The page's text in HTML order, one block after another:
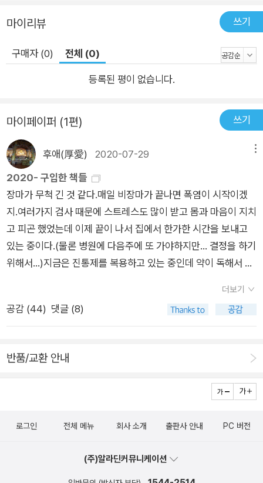
세상을 객관적으로 바라볼 수 있게 된다. 따라서 이 책은 ‘자기’라
주인으로 살고자 하는 이들에게 최고의 선물이 될 것이다. ‘왜 내
삶은 원하는 대로 되지 않을까?’ ‘왜 대부분의 관계는 우리를 힘
없이 자기 나름의 행복을 찾기 위해 이리 뛰고 저리 뛰며 바쁘게
살아간다. 그러나 그렇게 열심히 살지만 정작 "나는 지금 행복하
다"고 말하는 사람은 드문 것이 사실이다. 오히려 저마다 개인적
인 고민과 상처, 관계 맺기에서 오는 갈등과 스트레스, 부조리한
세상에 대한 좌절, 그리고 미래에 대한 불안 때문에 괴로워하는
영혼들의 신음이 줄을 잇는다. "경제적 여유만 있다면 적성을 살
려 제가 하고 싶은 디자인 공부를 다시 시작해보고 싶습니다. 그
런데 결혼도 하고 아이도 생기다보니 직장을 그만두고 꿈을 찾는
것은 점점 더 어려워지는 거 같습니다. 이대로 꿈을 포기하고 하
루하루 살아도 될까요?" "지금까지 불우한 집안과 무능력한 부모
한 원망이 많이 사라졌습니다. 그런 마음을 가져서 죄송하다는 생
각에 참회도 많이 했고요. 그런데 이제는 이런 제 모습이 자꾸 못
하다가도 눈물이 나고, 집에 돌아올 때면 제 자신이 처량하기도
하고 가슴도 답답합니다. 그래서 회사를 그만두고 싶은데, 주위에
서는 요즘처럼 취업이 안 되는 시기에 그런 대기업에 다시 들어가
합니다. 하지만 저는 하루하루가 너무 괴롭고 어떻게 해야 할지
못생겼을까요? 키가 180센티미터가 넘고 얼굴까지 잘생긴 사람
마이리뷰 쓰기
구매자 (0) 전체 (0)
등록된 평이 없습니다.
마이페이퍼 (1편) 쓰기
후애(厚愛) 2020-07-29
2020- 구입한 책들
장마가 무척 긴 것 같다.매일 비장마가 끝나면 폭염이 시작이겠
지.여러가지 검사 때문에 스트레스도 많이 받고 몸과 마음이 지치
고 피곤 했었는데 이제 끝이 나서 집에서 한가한 시간을 보내고
있는 중이다.(물론 병원에 다음주에 또 가야하지만... 결정을 하기
위해서...)지금은 진통제를 복용하고 있는 중인데 약이 독해서 먹
래도 다행히 이번 진통제가 나의 통증을 가라앉혀서 좋다.5월부
터 아팠던 왼쪽팔이 약 때문에 통증이 덜 하다.집에만 있으려니
있는 책들이 장바구니에 대기 중이다.우선 읽고싶은 책들만 주문
을 했다.책들을 주문하면서 스크래치 북을 구입했다.조카들까지
해서.모두 어제 받아서 조금씩 하고 있는 중이라고 한다.재밌다
고 카톡 보내서 중단.구입한 책들을 어제 받았는데 정말 신간책들
었던 책이다. 더 킹 : 영원의 군주 포토에세이포토에세이라서 구
더보기
공감 (44) 댓글 (8)
반품/교환 안내
로그인 전체 메뉴 회사 소개 출판사 안내 PC 버전
(주)알라딘커뮤니케이션